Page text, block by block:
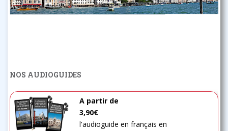
NOS AUDIOGUIDES
A partir de
3,90€
l'audioguide en français en